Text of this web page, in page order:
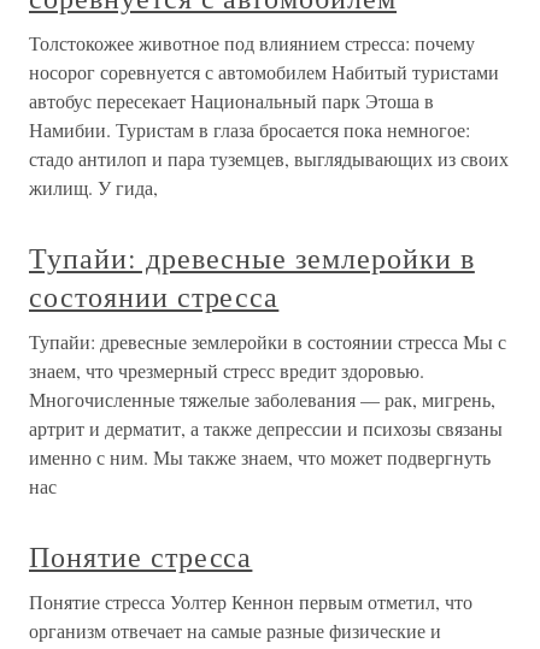
Толстокожее животное под влиянием стресса: почему
носорог соревнуется с автомобилем Набитый туристами
автобус пересекает Национальный парк Этоша в
Намибии. Туристам в глаза бросается пока немногое:
стадо антилоп и пара туземцев, выглядывающих из своих
жилищ. У гида,
Тупайи: древесные землеройки в
состоянии стресса
Тупайи: древесные землеройки в состоянии стресса Мы с
знаем, что чрезмерный стресс вредит здоровью.
Многочисленные тяжелые заболевания — рак, мигрень,
артрит и дерматит, а также депрессии и психозы связаны
именно с ним. Мы также знаем, что может подвергнуть
нас
Понятие стресса
Понятие стресса Уолтер Кеннон первым отметил, что
организм отвечает на самые разные физические и